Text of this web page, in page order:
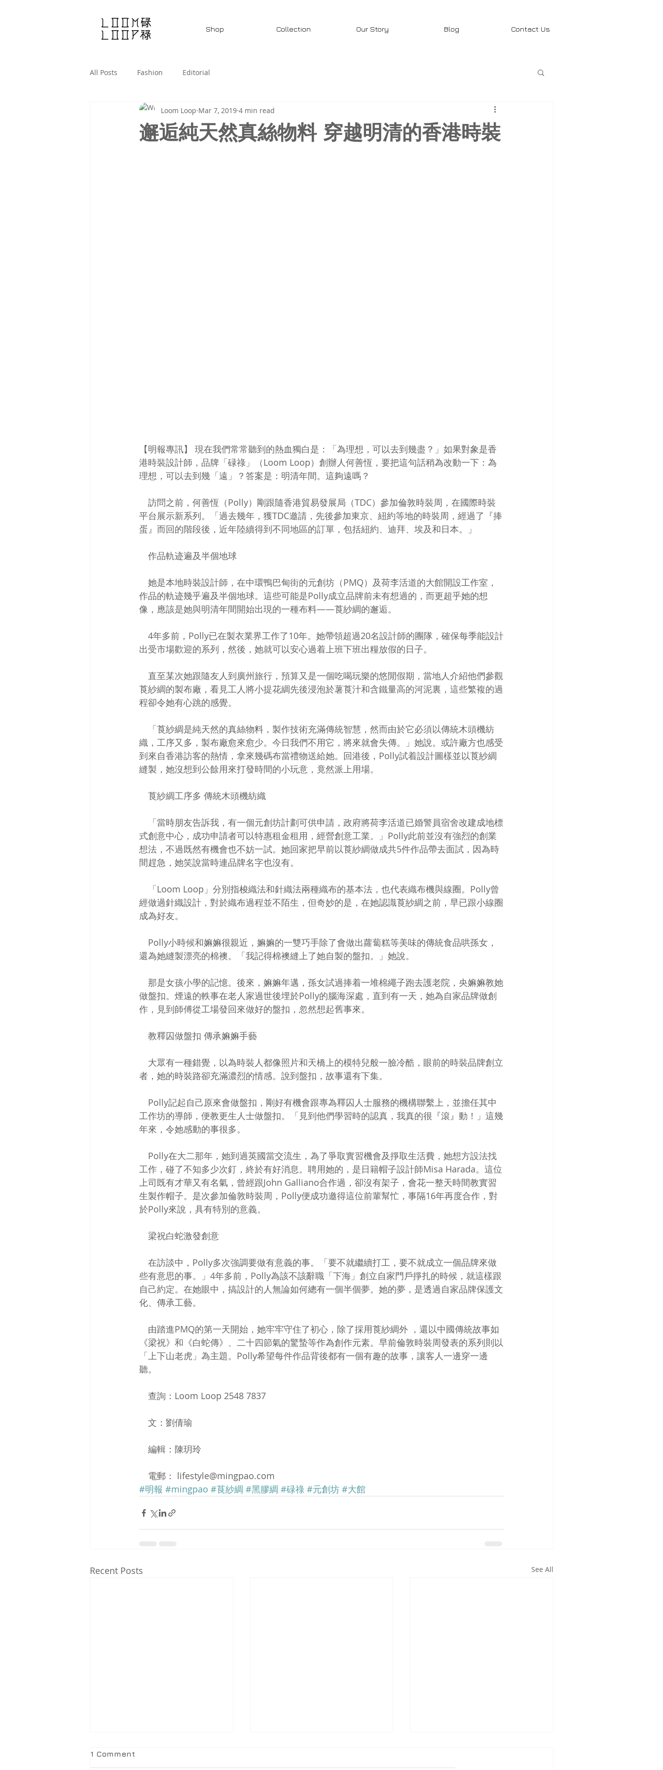
Shop Collection Our Story Blog Contact Us
All Posts Fashion Editorial
邂逅純天然真絲物料 穿越明清的香港時裝
Loom Loop Mar 7, 2019 4 min read
【明報專訊】 現在我們常常聽到的熱血獨白是：「為理想，可以去到幾盡？」如果對象是香
港時裝設計師，品牌「碌祿」（Loom Loop）創辦人何善恆，要把這句話稍為改動一下：為
理想，可以去到幾「遠」？答案是：明清年間。這夠遠嗎？
訪問之前，何善恆（Polly）剛跟隨香港貿易發展局（TDC）參加倫敦時裝周，在國際時裝
平台展示新系列。「過去幾年，獲TDC邀請，先後參加東京、紐約等地的時裝周，經過了『捧
蛋』而回的階段後，近年陸續得到不同地區的訂單，包括紐約、迪拜、埃及和日本。」
作品軌迹遍及半個地球
她是本地時裝設計師，在中環鴨巴甸街的元創坊（PMQ）及荷李活道的大館開設工作室，
作品的軌迹幾乎遍及半個地球。這些可能是Polly成立品牌前未有想過的，而更超乎她的想
像，應該是她與明清年間開始出現的一種布料——莨紗綢的邂逅。
4年多前，Polly已在製衣業界工作了10年。她帶領超過20名設計師的團隊，確保每季能設計
出受市場歡迎的系列，然後，她就可以安心過着上班下班出糧放假的日子。
直至某次她跟隨友人到廣州旅行，預算又是一個吃喝玩樂的悠閒假期，當地人介紹他們參觀
莨紗綢的製布廠，看見工人將小提花綢先後浸泡於薯莨汁和含鐵量高的河泥裏，這些繁複的過
程卻令她有心跳的感覺。
「莨紗綢是純天然的真絲物料，製作技術充滿傳統智慧，然而由於它必須以傳統木頭機紡
織，工序又多，製布廠愈來愈少。今日我們不用它，將來就會失傳。」她說。或許廠方也感受
到來自香港訪客的熱情，拿來幾碼布當禮物送給她。回港後，Polly試着設計圖樣並以莨紗綢
縫製，她沒想到公餘用來打發時間的小玩意，竟然派上用場。
莨紗綢工序多 傳統木頭機紡織
「當時朋友告訴我，有一個元創坊計劃可供申請，政府將荷李活道已婚警員宿舍改建成地標
式創意中心，成功申請者可以特惠租金租用，經營創意工業。」Polly此前並沒有強烈的創業
想法，不過既然有機會也不妨一試。她回家把早前以莨紗綢做成共5件作品帶去面試，因為時
間趕急，她笑說當時連品牌名字也沒有。
「Loom Loop」分別指梭織法和針織法兩種織布的基本法，也代表織布機與線圈。Polly曾
經做過針織設計，對於織布過程並不陌生，但奇妙的是，在她認識莨紗綢之前，早已跟小線圈
成為好友。
Polly小時候和嫲嫲很親近，嫲嫲的一雙巧手除了會做出蘿蔔糕等美味的傳統食品哄孫女，
還為她縫製漂亮的棉襖。「我記得棉襖縫上了她自製的盤扣。」她說。
那是女孩小學的記憶。後來，嫲嫲年邁，孫女試過捧着一堆棉繩子跑去護老院，央嫲嫲教她
做盤扣。煙遠的軼事在老人家過世後埋於Polly的腦海深處，直到有一天，她為自家品牌做創
作，見到師傅從工場發回來做好的盤扣，忽然想起舊事來。
教釋囚做盤扣 傳承嫲嫲手藝
大眾有一種錯覺，以為時裝人都像照片和天橋上的模特兒般一臉冷酷，眼前的時裝品牌創立
者，她的時裝路卻充滿濃烈的情感。說到盤扣，故事還有下集。
Polly記起自己原來會做盤扣，剛好有機會跟專為釋囚人士服務的機構聯繫上，並擔任其中
工作坊的導師，便教更生人士做盤扣。「見到他們學習時的認真，我真的很『滾』動！」這幾
年來，令她感動的事很多。
Polly在大二那年，她到過英國當交流生，為了爭取實習機會及掙取生活費，她想方設法找
工作，碰了不知多少次釘，終於有好消息。聘用她的，是日籍帽子設計師Misa Harada。這位
上司既有才華又有名氣，曾經跟John Galliano合作過，卻沒有架子，會花一整天時間教實習
生製作帽子。是次參加倫敦時裝周，Polly便成功邀得這位前輩幫忙，事隔16年再度合作，對
於Polly來說，具有特別的意義。
梁祝白蛇激發創意
在訪談中，Polly多次強調要做有意義的事。「要不就繼續打工，要不就成立一個品牌來做
些有意思的事。」4年多前，Polly為該不該辭職「下海」創立自家門戶掙扎的時候，就這樣跟
自己約定。在她眼中，搞設計的人無論如何總有一個半個夢。她的夢，是透過自家品牌保護文
化、傳承工藝。
由踏進PMQ的第一天開始，她牢牢守住了初心，除了採用莨紗綢外 ，還以中國傳統故事如
《梁祝》和《白蛇傳》、二十四節氣的驚蟄等作為創作元素。早前倫敦時裝周發表的系列則以
「上下山老虎」為主題。Polly希望每件作品背後都有一個有趣的故事，讓客人一邊穿一邊
聽。
查詢：Loom Loop 2548 7837
文：劉倩瑜
編輯：陳玥玲
電郵： lifestyle@mingpao.com
#明報 #mingpao #茛紗綢 #黑膠綢 #碌祿 #元創坊 #大館
Recent Posts See All
1 Comment